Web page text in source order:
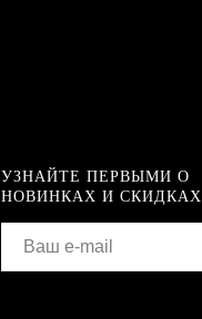
УЗНАЙТЕ ПЕРВЫМИ О
НОВИНКАХ И СКИДКАХ